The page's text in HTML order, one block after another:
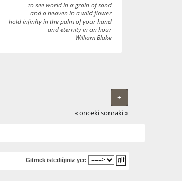
to see world in a grain of sand
and a heaven in a wild flower
hold infinity in the palm of your hand
and eternity in an hour
-William Blake
+
« önceki sonraki »
Gitmek istediğiniz yer: